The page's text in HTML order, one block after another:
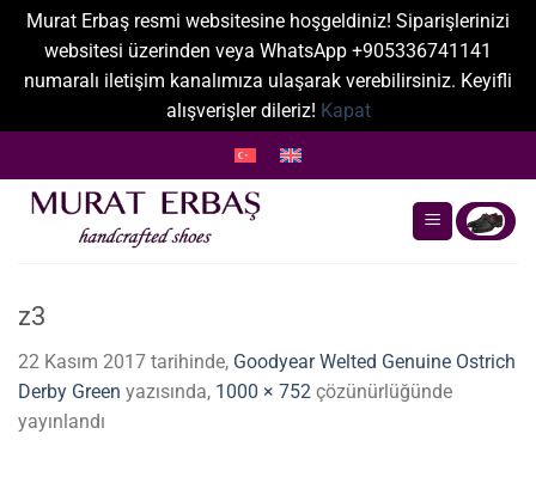
Murat Erbaş resmi websitesine hoşgeldiniz! Siparişlerinizi
websitesi üzerinden veya WhatsApp +905336741141
numaralı iletişim kanalımıza ulaşarak verebilirsiniz. Keyifli
alışverişler dileriz! Kapat
atla
z3
22 Kasım 2017 tarihinde, Goodyear Welted Genuine Ostrich
Derby Green yazısında, 1000 × 752 çözünürlüğünde
yayınlandı